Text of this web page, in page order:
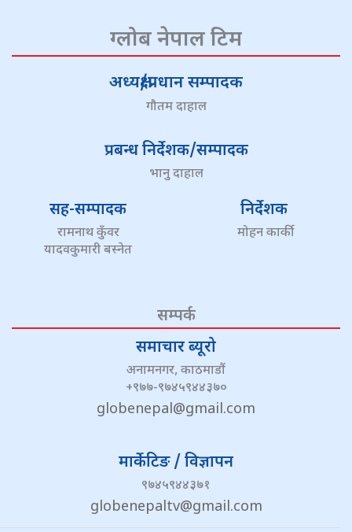
ग्लोब नेपाल टिम
अध्यक्ष/प्रधान सम्पादक
गौतम दाहाल
प्रबन्ध निर्देशक/सम्पादक
भानु दाहाल
सह-सम्पादक
रामनाथ कुँवर
यादवकुमारी बस्नेत
निर्देशक
मोहन कार्की
सम्पर्क
समाचार ब्यूरो
अनामनगर, काठमाडौं
+९७७-९७४५९४४३७०
globenepal@gmail.com
मार्केटिङ / विज्ञापन
९७४५९४४३७१
globenepaltv@gmail.com